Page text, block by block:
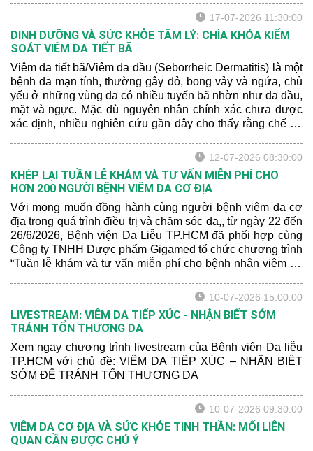
17-07-2026 11:30:00
DINH DƯỠNG VÀ SỨC KHỎE TÂM LÝ: CHÌA KHÓA KIỂM
SOÁT VIÊM DA TIẾT BÃ
Viêm da tiết bã/Viêm da dầu (Seborrheic Dermatitis) là một
bệnh da mạn tính, thường gây đỏ, bong vảy và ngứa, chủ
yếu ở những vùng da có nhiều tuyến bã nhờn như da đầu,
mặt và ngực. Mặc dù nguyên nhân chính xác chưa được
xác định, nhiều nghiên cứu gần đây cho thấy rằng chế độ
12-07-2026 08:30:00
KHÉP LẠI TUẦN LỄ KHÁM VÀ TƯ VẤN MIỄN PHÍ CHO
HƠN 200 NGƯỜI BỆNH VIÊM DA CƠ ĐỊA
Với mong muốn đồng hành cùng người bệnh viêm da cơ
địa trong quá trình điều trị và chăm sóc da,, từ ngày 22 đến
26/6/2026, Bệnh viện Da Liễu TP.HCM đã phối hợp cùng
Công ty TNHH Dược phẩm Gigamed tổ chức chương trình
“Tuần lễ khám và tư vấn miễn phí cho bệnh nhân viêm da
10-07-2026 15:00:00
LIVESTREAM: VIÊM DA TIẾP XÚC - NHẬN BIẾT SỚM
TRÁNH TỔN THƯƠNG DA
Xem ngay chương trình livestream của Bệnh viện Da liễu
TP.HCM với chủ đề: VIÊM DA TIẾP XÚC – NHẬN BIẾT
SỚM ĐỂ TRÁNH TỔN THƯƠNG DA
10-07-2026 09:30:00
VIÊM DA CƠ ĐỊA VÀ SỨC KHỎE TINH THẦN: MỐI LIÊN
QUAN CẦN ĐƯỢC CHÚ Ý